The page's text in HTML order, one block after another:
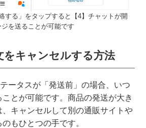
する」をタップすると【4】チャットが開
を送ることが可能です
をキャンセルする方法
ータスが「発送前」の場合、いつ
とが可能です。商品の発送が大き
、キャンセルして別の通販サイトや
もひとつの手です。